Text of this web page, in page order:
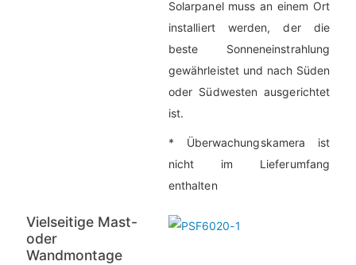
Solarpanel muss an einem Ort
installiert werden, der die
beste Sonneneinstrahlung
gewährleistet und nach Süden
oder Südwesten ausgerichtet
ist.
* Überwachungskamera ist
nicht im Lieferumfang
enthalten
Vielseitige Mast-
oder
Wandmontage